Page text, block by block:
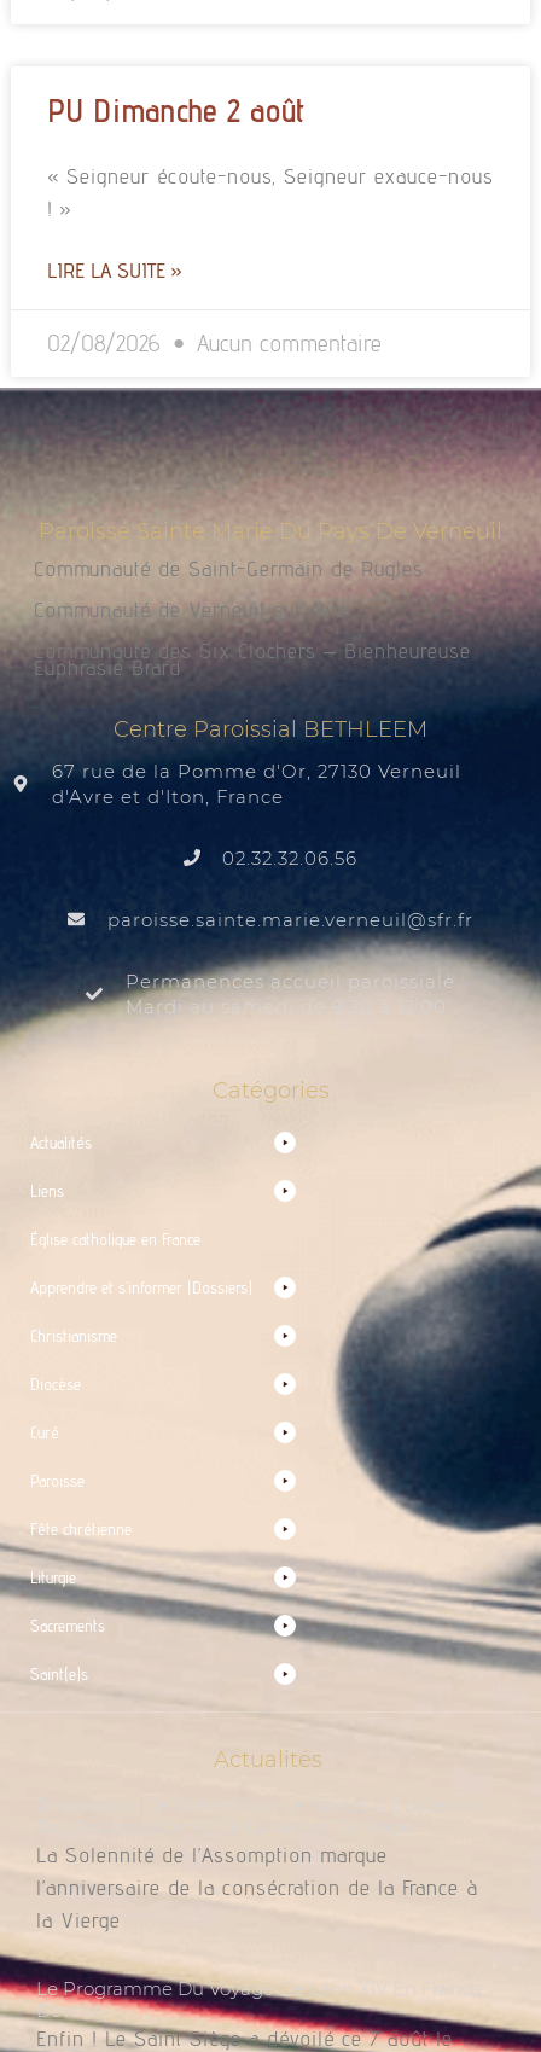
PU Dimanche 2 août
« Seigneur écoute-nous, Seigneur exauce-nous
! »
LIRE LA SUITE »
02/08/2026 Aucun commentaire
Paroisse Sainte Marie Du Pays De Verneuil
Communauté de Saint-Germain de Rugles
Communauté de Verneuil sur Avre
Communauté des Six Clochers – Bienheureuse
Euphrasie Brard
Centre Paroissial BETHLEEM
67 rue de la Pomme d'Or, 27130 Verneuil
d'Avre et d'Iton, France
02.32.32.06.56
rf.rfs
@liuenrev.eiram.etnias.essiorap
Permanences accueil paroissiale
Mardi au samedi de 9:30 à 12:00
Catégories
Actualités
Liens
Église catholique en France
Apprendre et s’informer (Dossiers)
Christianisme
Diocèse
Curé
Paroisse
Fête chrétienne
Liturgie
Sacrements
Saint(e)s
Actualités
La Solennité de l’Assomption marque
l’anniversaire de la consécration de la France à
la Vierge
Le Programme Du Voyage De Léon XIV En France
Dévoilé
Enfin ! Le Saint Siège a dévoilé ce 7 août le